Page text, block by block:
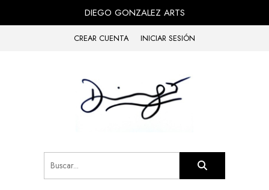
DIEGO GONZALEZ ARTS
CREAR CUENTA INICIAR SESIÓN